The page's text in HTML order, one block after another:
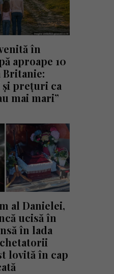
în
aproape 10
Britanie:
și prețuri ca
mai mari”
al Danielei,
ucisă în
în lada
lovită în cap